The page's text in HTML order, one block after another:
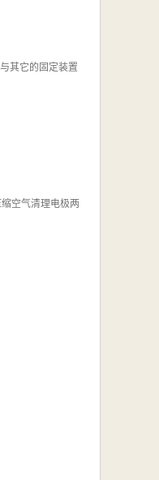
其它的固定装置
空气清理电极两